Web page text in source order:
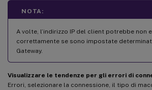
NOTA:
A volte, l’indirizzo IP del client potrebbe non
correttamente se sono impostate
Gateway.
Visualizzare le tendenze per gli errori di
Errori, selezionare la connessione, il tipo di